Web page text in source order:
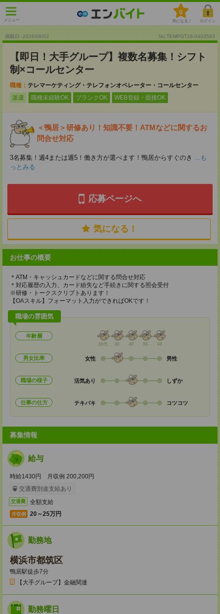
メニュー
0
気になる！ ログイン
掲載日 :2026/08/02 No.TEMPGT26-0403583
【即日！大手グループ】複数名募集！シフト
制×コールセンター
職種： テレマーケティング・テレフォンオペレーター・コールセンター
派遣
職種未経験OK ブランクOK WEB登録・面接OK
＜鴨居＞研修あり！知識不要！ATMなどに関するお
問合せ対応
3名募集！週4または週5！働き方が選べます！鴨居からすぐのき ...も
っとみる
応募ページへ
気になる！
お仕事の概要
＊ATM・キャッシュカードなどに関する問合せ対応
＊対応履歴の入力、カード紛失など手続きに関する照会受付
※研修・トークスクリプトあります！
【OAスキル】フォーマット入力ができればOKです！
職場の雰囲気
年齢層
20代 30 40 50 60
男女比率 女性 男性
職場の様子 活気あり しずか
仕事の仕方 テキパキ コツコツ
募集情報
給与
時給1430円 月収例 200,200円
交通費別途支給あり
交通費 全額支給
月収例 20～25万円
勤務地
横浜市都筑区
鴨居駅徒歩7分
【大手グループ】金融関連
勤務曜日